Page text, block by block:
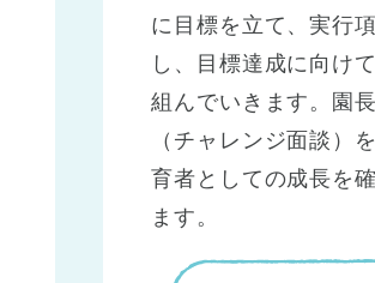
に目標を立て、実行
し、目標達成に向け
組んでいきます。園
（チャレンジ面談）
育者としての成長を
ます。